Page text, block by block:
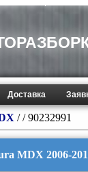
Доставка
// 90232991
MDX 2006-